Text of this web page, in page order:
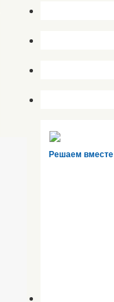
Решаем вместе